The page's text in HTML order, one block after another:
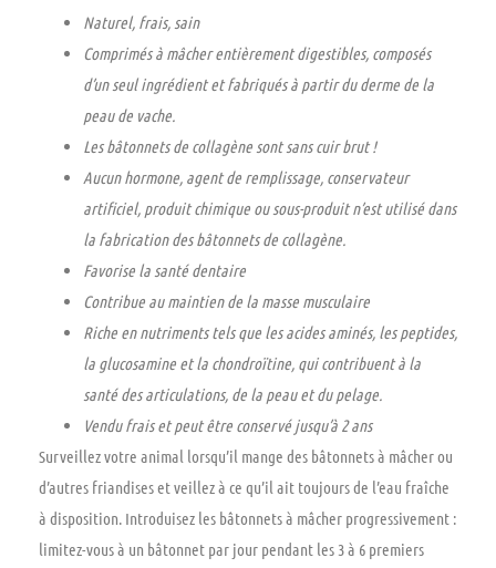
Naturel, frais, sain
Comprimés à mâcher entièrement digestibles, composés
d’un seul ingrédient et fabriqués à partir du derme de la
peau de vache.
Les bâtonnets de collagène sont sans cuir brut !
Aucun hormone, agent de remplissage, conservateur
artificiel, produit chimique ou sous-produit n’est utilisé dans
la fabrication des bâtonnets de collagène.
Favorise la santé dentaire
Contribue au maintien de la masse musculaire
Riche en nutriments tels que les acides aminés, les peptides,
la glucosamine et la chondroïtine, qui contribuent à la
santé des articulations, de la peau et du pelage.
Vendu frais et peut être conservé jusqu’à 2 ans
Surveillez votre animal lorsqu’il mange des bâtonnets à mâcher ou
d’autres friandises et veillez à ce qu’il ait toujours de l’eau fraîche
à disposition. Introduisez les bâtonnets à mâcher progressivement :
limitez-vous à un bâtonnet par jour pendant les 3 à 6 premiers